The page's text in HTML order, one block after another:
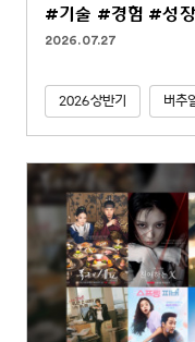
#기술 #경험 #성
2026.07.27
2026상반기 버추